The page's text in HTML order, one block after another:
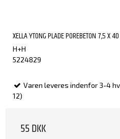
XELLA YTONG PLADE POREBETON 7,5 X
H+H
5224829
Varen leveres indenfor 3-4
12)
55 DKK